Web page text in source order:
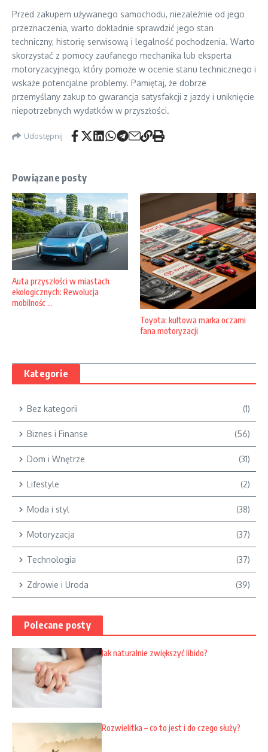
Przed zakupem używanego samochodu, niezależnie od jego
przeznaczenia, warto dokładnie sprawdzić jego stan
techniczny, historię serwisową i legalność pochodzenia. Warto
skorzystać z pomocy zaufanego mechanika lub eksperta
motoryzacyjnego, który pomoże w ocenie stanu technicznego i
wskaże potencjalne problemy. Pamiętaj, że dobrze
przemyślany zakup to gwarancja satysfakcji z jazdy i uniknięcie
niepotrzebnych wydatków w przyszłości.
Udostępnij
Powiązane posty
Auta przyszłości w miastach
ekologicznych: Rewolucja
mobilnośc ...
Toyota: kultowa marka oczami
fana motoryzacji
Kategorie
Bez kategorii (1)
Biznes i Finanse (56)
Dom i Wnętrze (31)
Lifestyle (2)
Moda i styl (38)
Motoryzacja (37)
Technologia (37)
Zdrowie i Uroda (39)
Polecane posty
Jak naturalnie zwiększyć libido?
Rozwielitka – co to jest i do czego służy?